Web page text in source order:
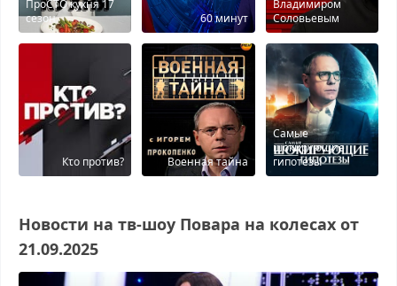
ПроСТО кухня 17
сезон
60 минут
Владимиром
Соловьевым
Кτо против? Военная тайна
Самые
шокирующие
гипотезы
Новости на тв-шоу Повара на колесах от
21.09.2025